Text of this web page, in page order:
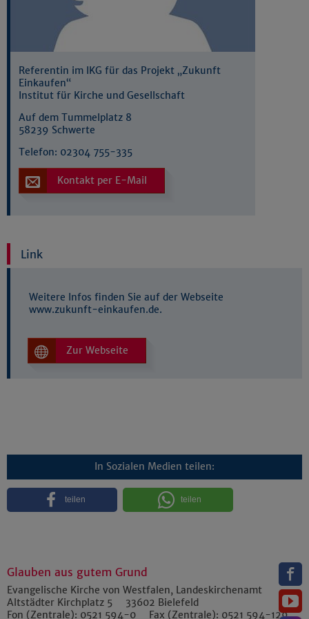
Referentin im IKG für das Projekt „Zukunft
Einkaufen“
Institut für Kirche und Gesellschaft
Auf dem Tummelplatz 8
58239 Schwerte
Telefon: 02304 755-335
Kontakt per E-Mail
Link
Weitere Infos finden Sie auf der Webseite
www.zukunft-einkaufen.de.
Zur Webseite
In Sozialen Medien teilen:
teilen teilen
Glauben aus gutem Grund
Evangelische Kirche von Westfalen, Landeskirchenamt
Altstädter Kirchplatz 5
33602 Bielefeld
Fon (Zentrale): 0521 594-0 Fax (Zentrale): 0521 594-129